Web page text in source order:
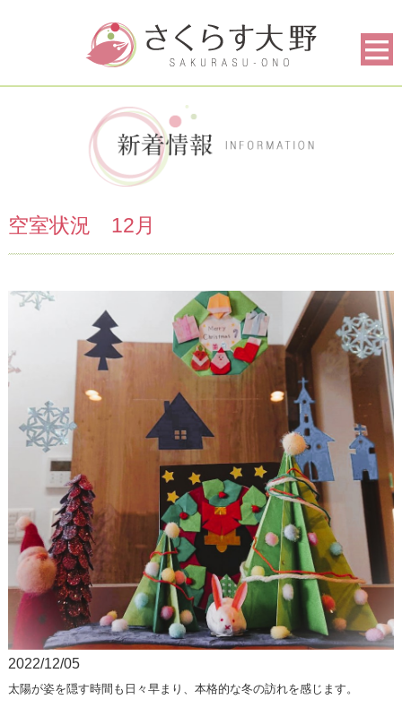
空室状況 12月
2022/12/05
太陽が姿を隠す時間も日々早まり、本格的な冬の訪れを感じます。